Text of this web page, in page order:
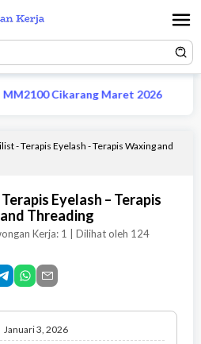
Cikarang Maret 2026
- Terapis Eyelash - Terapis Waxing and
Eyelash – Terapis
Threading
Kerja: 1 | Dilihat oleh 124
Januari 3, 2026